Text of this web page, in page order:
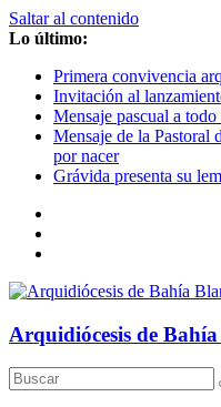
Saltar al contenido
Lo último:
Primera convivencia
Invitación al
Mensaje pascual a
Mensaje de la Pastoral
por nacer
Grávida presenta su
Arquidiócesis de